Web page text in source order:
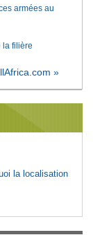
armées au
la filière
»
la localisation